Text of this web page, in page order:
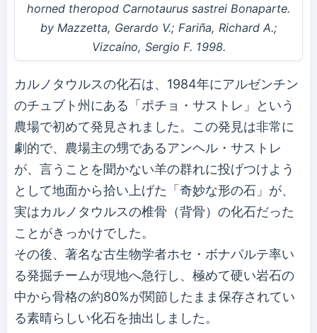
horned theropod Carnotaurus sastrei Bonaparte.
by Mazzetta, Gerardo V.; Fariña, Richard A.;
Vizcaíno, Sergio F. 1998.
カルノタウルスの化石は、1984年にアルゼンチン
のチュブト州にある「ポチョ・サストレ」という
農場で初めて発見されました。この発見は非常に
劇的で、農場主の甥であるアンヘル・サストレ
が、言うことを聞かない羊の群れに投げつけよう
として地面から拾い上げた「奇妙な形の石」が、
実はカルノタウルスの椎骨（背骨）の化石だった
ことがきっかけでした。
その後、著名な古生物学者ホセ・ボナパルテ率い
る発掘チームが現地へ急行し、極めて硬い岩石の
中から骨格の約80%が関節したまま保存されてい
る素晴らしい化石を抽出しました。